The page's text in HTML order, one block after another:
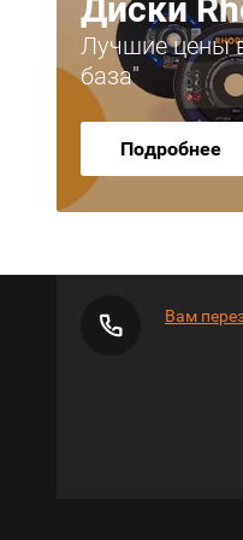
Диски
Лучшие цены
база"
Подробнее
Вам